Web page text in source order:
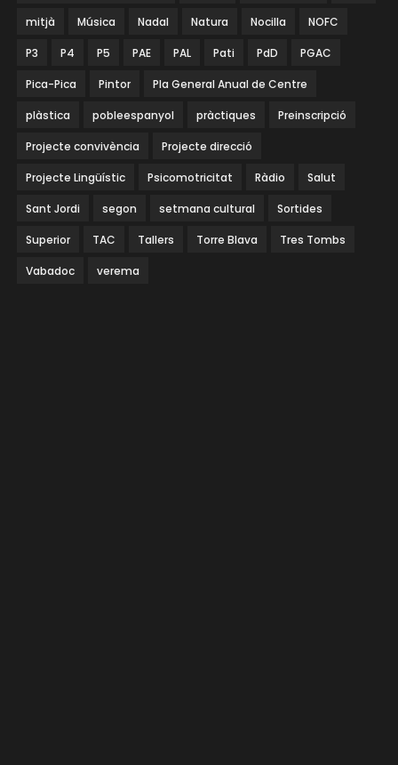
mitjà Música Nadal Natura Nocilla NOFC
P3 P4 P5 PAE PAL Pati PdD PGAC
Pica-Pica Pintor Pla General Anual de Centre
plàstica pobleespanyol pràctiques Preinscripció
Projecte convivència Projecte direcció
Projecte Lingüístic Psicomotricitat Ràdio Salut
Sant Jordi segon setmana cultural Sortides
Superior TAC Tallers Torre Blava Tres Tombs
Vabadoc verema